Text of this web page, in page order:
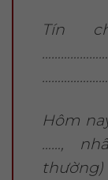
Tín
Hôm
……,